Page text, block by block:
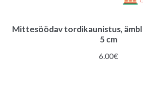
Mittesöödav tordikaunistus,
5 cm
6.00€